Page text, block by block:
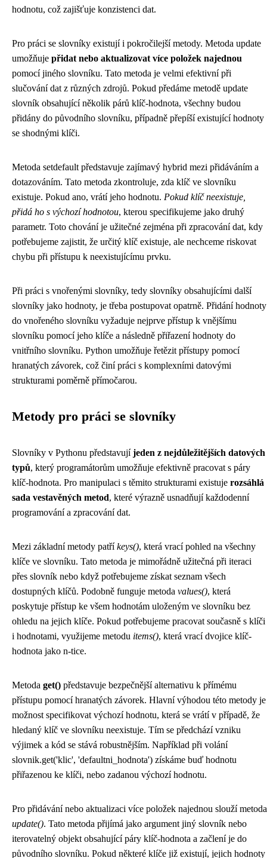
hodnotu, což zajišťuje konzistenci dat.
Pro práci se slovníky existují i pokročilejší metody. Metoda update
umožňuje přidat nebo aktualizovat více položek najednou
pomocí jiného slovníku. Tato metoda je velmi efektivní při
slučování dat z různých zdrojů. Pokud předáme metodě update
slovník obsahující několik párů klíč-hodnota, všechny budou
přidány do původního slovníku, případně přepíší existující hodnoty
se shodnými klíči.
Metoda setdefault představuje zajímavý hybrid mezi přidáváním a
dotazováním. Tato metoda zkontroluje, zda klíč ve slovníku
existuje. Pokud ano, vrátí jeho hodnotu. Pokud klíč neexistuje,
přidá ho s výchozí hodnotou, kterou specifikujeme jako druhý
parametr. Toto chování je užitečné zejména při zpracování dat, kdy
potřebujeme zajistit, že určitý klíč existuje, ale nechceme riskovat
chybu při přístupu k neexistujícímu prvku.
Při práci s vnořenými slovníky, tedy slovníky obsahujícími další
slovníky jako hodnoty, je třeba postupovat opatrně. Přidání hodnoty
do vnořeného slovníku vyžaduje nejprve přístup k vnějšímu
slovníku pomocí jeho klíče a následně přiřazení hodnoty do
vnitřního slovníku. Python umožňuje řetězit přístupy pomocí
hranatých závorek, což činí práci s komplexními datovými
strukturami poměrně přímočarou.
Metody pro práci se slovníky
Slovníky v Pythonu představujíjeden z nejdůležitějších datových
typů, který programátorům umožňuje efektivně pracovat s páry
klíč-hodnota. Pro manipulaci s těmito strukturami existuje rozsáhlá
sada vestavěných metod, které výrazně usnadňují každodenní
programování a zpracování dat.
Mezi základní metody patříkeys(), která vrací pohled na všechny
klíče ve slovníku. Tato metoda je mimořádně užitečná při iteraci
přes slovník nebo když potřebujeme získat seznam všech
dostupných klíčů. Podobně funguje metoda values(), která
poskytuje přístup ke všem hodnotám uloženým ve slovníku bez
ohledu na jejich klíče. Pokud potřebujeme pracovat současně s klíči
i hodnotami, využijeme metodu items(), která vrací dvojice klíč-
hodnota jako n-tice.
Metoda get() představuje bezpečnější alternativu k přímému
přístupu pomocí hranatých závorek. Hlavní výhodou této metody je
možnost specifikovat výchozí hodnotu, která se vrátí v případě, že
hledaný klíč ve slovníku neexistuje. Tím se předchází vzniku
výjimek a kód se stává robustnějším. Například při volání
slovnik.get('klic', 'defaultni_hodnota') získáme buď hodnotu
přiřazenou ke klíči, nebo zadanou výchozí hodnotu.
Pro přidávání nebo aktualizaci více položek najednou slouží metoda
update(). Tato metoda přijímá jako argument jiný slovník nebo
iterovatelný objekt obsahující páry klíč-hodnota a začlení je do
původního slovníku. Pokud některé klíče již existují, jejich hodnoty